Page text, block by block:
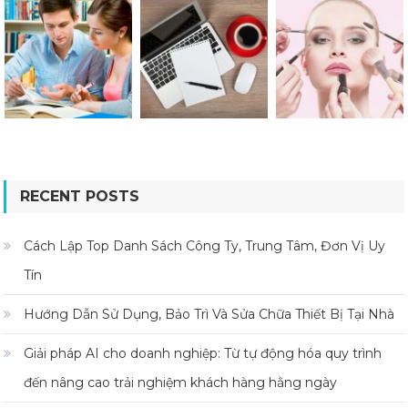
RECENT POSTS
Cách Lập Top Danh Sách Công Ty, Trung Tâm, Đơn Vị Uy
Tín
Hướng Dẫn Sử Dụng, Bảo Trì Và Sửa Chữa Thiết Bị Tại Nhà
Giải pháp AI cho doanh nghiệp: Từ tự động hóa quy trình
đến nâng cao trải nghiệm khách hàng hằng ngày